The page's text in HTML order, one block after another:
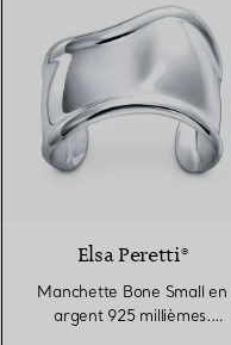
Elsa Peretti®
Manchette Bone Small en
argent 925 millièmes.